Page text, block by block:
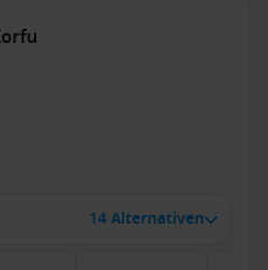
14 Alternativen